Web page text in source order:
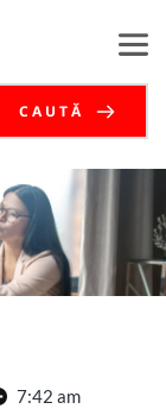
CAUTĂ
7:42 am